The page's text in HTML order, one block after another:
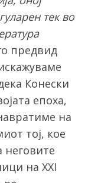
тек во
предвид
Конески
епоха,
на
тој, кое
неговите
на XXI